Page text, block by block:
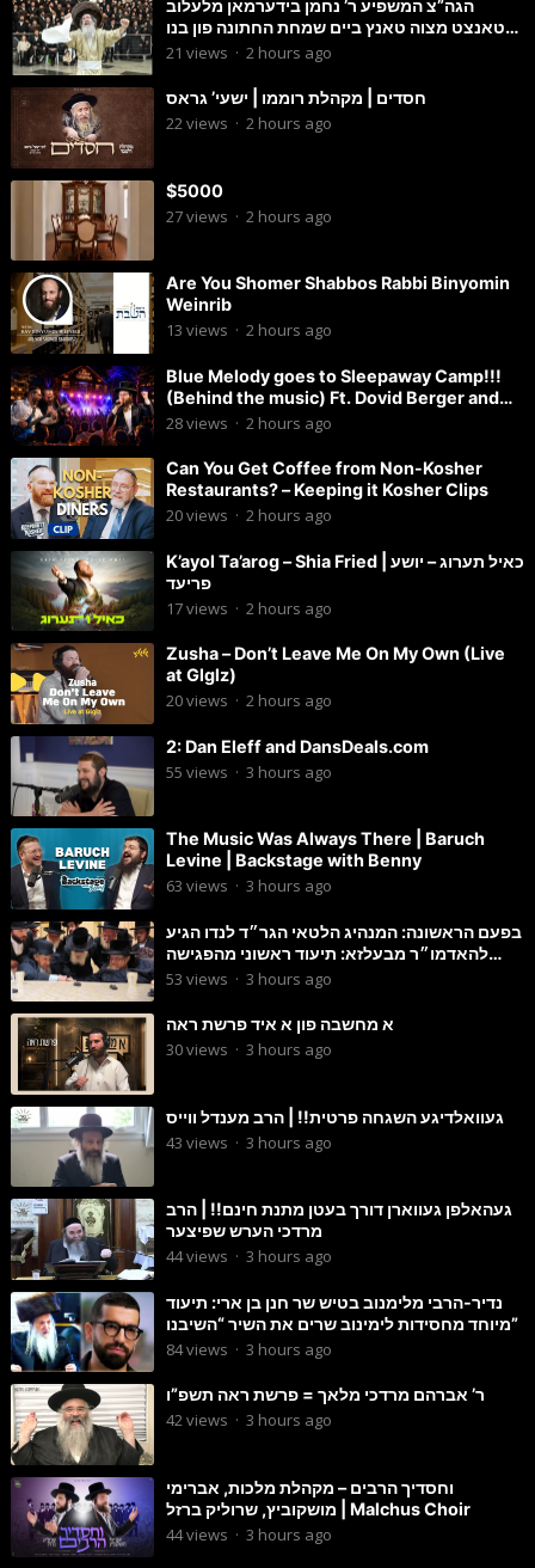
הגה”צ המשפיע ר’ נחמן בידערמאן מלעלוב
טאנצט מצוה טאנץ ביים שמחת החתונה פון בנו
החתן
21 views · 2 hours ago
חסדים | מקהלת רוממו | ישעי’ גראס
22views · 2 hours ago
$5000
27views · 2 hours ago
Are You Shomer Shabbos Rabbi Binyomin
Weinrib
13 views · 2 hours ago
Blue Melody goes to Sleepaway Camp!!!
(Behind the music) Ft. Dovid Berger and
Chaim Brown
28views · 2 hours ago
Can You Get Coffee from Non-Kosher
Restaurants? – Keeping it Kosher Clips
20views · 2 hours ago
K’ayol Ta’arog – Shia Fried | כאיל תערוג – יושע
פריעד
17views · 2 hours ago
Zusha – Don’t Leave Me On My Own (Live
at Glglz)
20views · 2 hours ago
2: Dan Eleff and DansDeals.com
55 views · 3 hours ago
The Music Was Always There | Baruch
Levine | Backstage with Benny
63 views · 3 hours ago
בפעם הראשונה: המנהיג הלטאי הגר״ד לנדו הגיע
להאדמו״ר מבעלזא: תיעוד ראשוני מהפגישה
הנדירה
53 views · 3 hours ago
א מחשבה פון א איד פרשת ראה
30views · 3 hours ago
געוואלדיגע השגחה פרטית!! | הרב מענדל ווייס
43 views · 3 hours ago
געהאלפן געווארן דורך בעטן מתנת חינם!! | הרב
מרדכי הערש שפיצער
44views · 3 hours ago
נדיר-הרבי מלימנוב בטיש שר חנן בן ארי: תיעוד
מיוחד מחסידות לימינוב שרים את השיר “השיבנו”
84views · 3 hours ago
ר’ אברהם מרדכי מלאך = פרשת ראה תשפ”ו
42views · 3 hours ago
וחסדיך הרבים – מקהלת מלכות, אברימי
מושקוביץ, שרוליק ברזל | Malchus Choir
44views · 3 hours ago